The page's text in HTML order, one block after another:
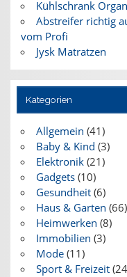
Kühlschrank
Abstreifer richtig
vom Profi
Jysk Matratzen
Kategorien
Allgemein (41)
Baby & Kind (3)
Elektronik(21)
Gadgets(10)
Gesundheit(6)
Haus & Garten (66)
Heimwerken (8)
Immobilien (3)
Mode(11)
Sport & Freizeit